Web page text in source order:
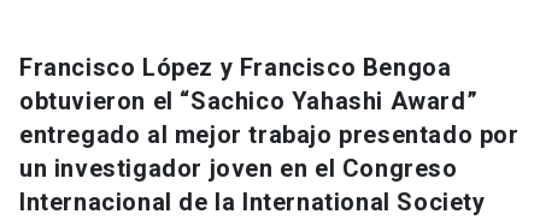
Francisco López y Francisco Bengoa
obtuvieron el “Sachico Yahashi Award”
entregado al mejor trabajo presentado por
un investigador joven en el Congreso
Internacional de la International Society